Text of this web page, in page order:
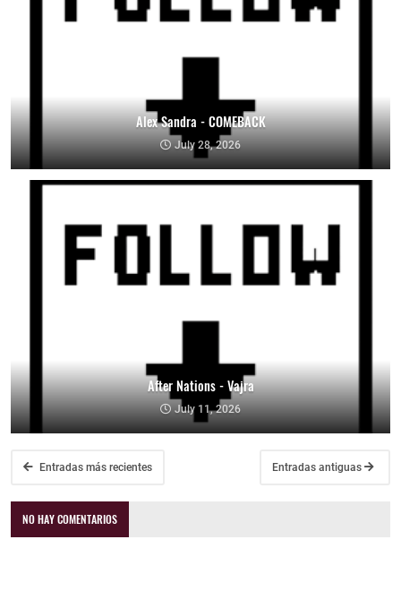
Alex Sandra - COMEBACK
July 28, 2026
After Nations - Vajra
July 11, 2026
Entradas más recientes Entradas antiguas
NO HAY COMENTARIOS